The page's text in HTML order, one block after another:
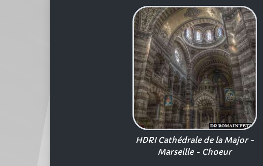
HDRI Cathédrale de la Major -
Marseille - Choeur